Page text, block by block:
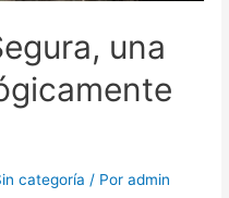
una
categoría / Poradmin